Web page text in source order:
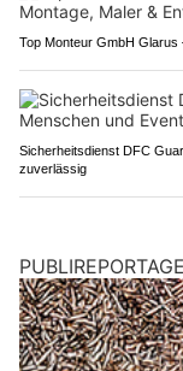
Top Monteur GmbH
Sicherheitsdienst DFC
zuverlässig